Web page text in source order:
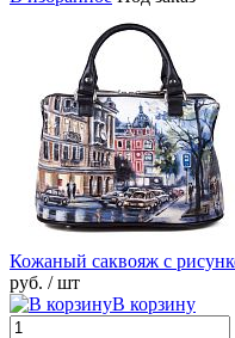
Кожаный саквояж с
руб. / шт
В корзину